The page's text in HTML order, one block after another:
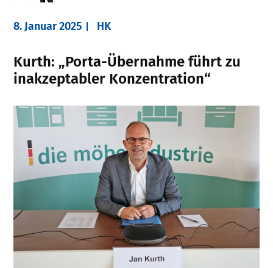
8. Januar 2025 HK
Kurth: „Porta-Übernahme führt zu
inakzeptabler Konzentration“